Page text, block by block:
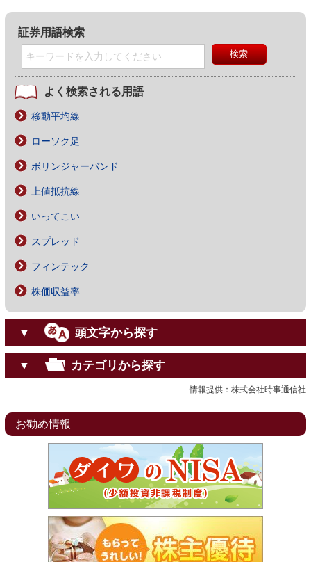
証券用語検索
よく検索される用語
移動平均線
ローソク足
ボリンジャーバンド
上値抵抗線
いってこい
スプレッド
フィンテック
株価収益率
▼ 頭文字から探す
▼ カテゴリから探す
情報提供：株式会社時事通信社
お勧め情報